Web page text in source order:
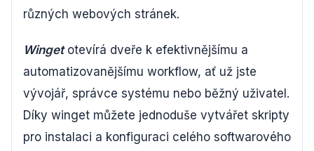
různých webových stránek.
Wingetotevírá dveře k efektivnějšímu a
automatizovanějšímu workflow, ať už jste
vývojář, správce systému nebo běžný uživatel.
Díky winget můžete jednoduše vytvářet skripty
pro instalaci a konfiguraci celého softwarového